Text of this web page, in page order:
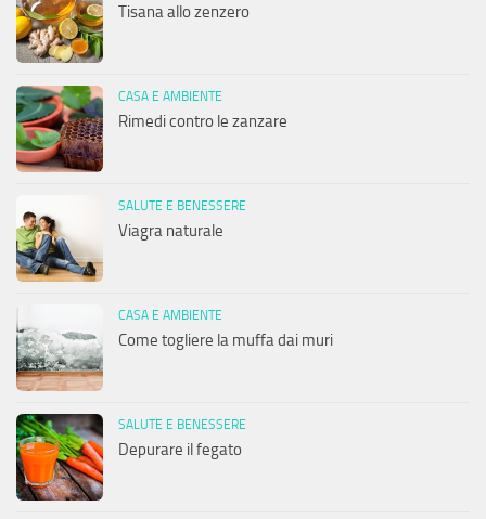
Tisana allo zenzero
CASA E AMBIENTE
Rimedi contro le zanzare
SALUTE E BENESSERE
Viagra naturale
CASA E AMBIENTE
Come togliere la muffa dai muri
SALUTE E BENESSERE
Depurare il fegato